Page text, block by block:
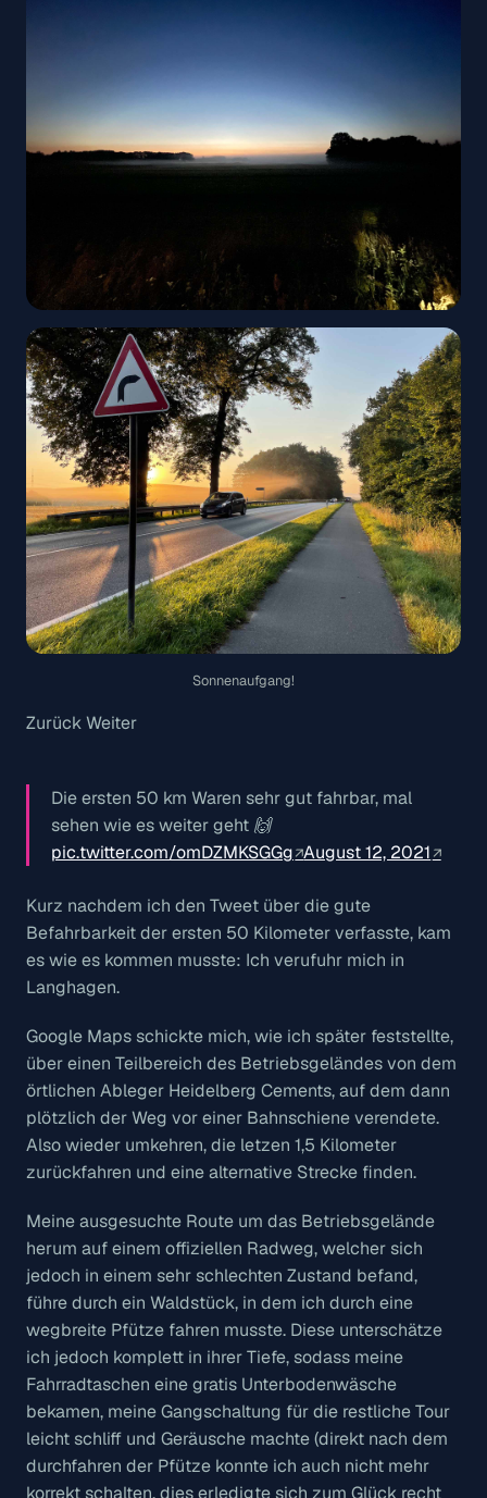
Sonnenaufgang!
Zurück Weiter
Die ersten 50 km Waren sehr gut fahrbar, mal
sehen wie es weiter geht 🙌
pic.twitter.com/omDZMKSGGg August 12, 2021
Kurz nachdem ich den Tweet über die gute
Befahrbarkeit der ersten 50 Kilometer verfasste, kam
es wie es kommen musste: Ich verufuhr mich in
Langhagen.
Google Maps schickte mich, wie ich später feststellte,
über einen Teilbereich des Betriebsgeländes von dem
örtlichen Ableger Heidelberg Cements, auf dem dann
plötzlich der Weg vor einer Bahnschiene verendete.
Also wieder umkehren, die letzen 1,5 Kilometer
zurückfahren und eine alternative Strecke finden.
Meine ausgesuchte Route um das Betriebsgelände
herum auf einem offiziellen Radweg, welcher sich
jedoch in einem sehr schlechten Zustand befand,
führe durch ein Waldstück, in dem ich durch eine
wegbreite Pfütze fahren musste. Diese unterschätze
ich jedoch komplett in ihrer Tiefe, sodass meine
Fahrradtaschen eine gratis Unterbodenwäsche
bekamen, meine Gangschaltung für die restliche Tour
leicht schliff und Geräusche machte (direkt nach dem
durchfahren der Pfütze konnte ich auch nicht mehr
korrekt schalten, dies erledigte sich zum Glück recht